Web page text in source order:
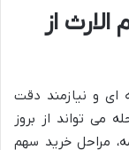
از
ای و نیازمند دقت
می تواند از بروز
مراحل خرید سهم